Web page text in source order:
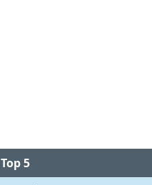
Top 5